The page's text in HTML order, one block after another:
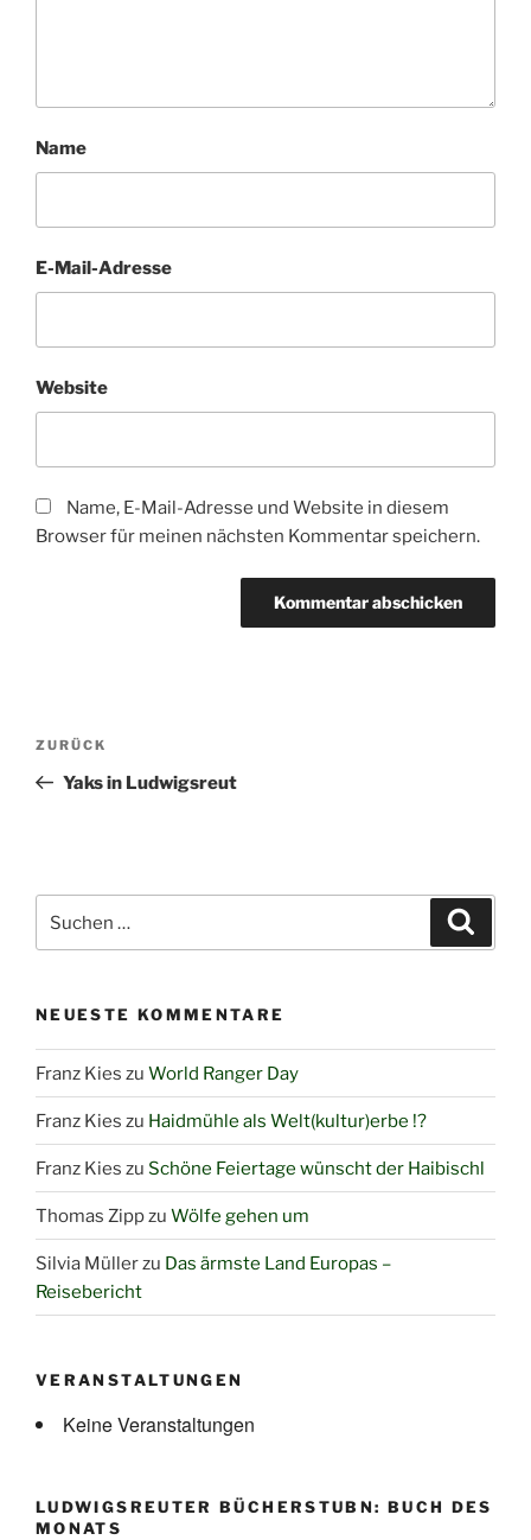
Name
E-Mail-Adresse
Website
Name, E-Mail-Adresse und Website in diesem
Browser für meinen nächsten Kommentar speichern.
Beitragsnavigation
Vorheriger
Beitrag
ZURÜCK
Yaks in Ludwigsreut
nach:
NEUESTE KOMMENTARE
Franz Kies zu World Ranger Day
Franz Kies zu Haidmühle als Welt(kultur)erbe !?
Franz Kies zu Schöne Feiertage wünscht der Haibischl
Thomas Zippzu Wölfe gehen um
Silvia Müllerzu Das ärmste Land Europas –
Reisebericht
VERANSTALTUNGEN
Keine Veranstaltungen
LUDWIGSREUTER BÜCHERSTUBN: BUCH DES
MONATS